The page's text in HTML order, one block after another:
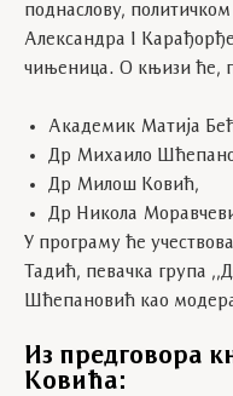
поднаслову,
Александра I
чињеница. О књизи ће,
Академик Матија
Др Михаило
Др Милош Ковић,
Др Никола
У програму ће
Тадић, певачка група
Шћепановић као
Из предговора
Ковића: